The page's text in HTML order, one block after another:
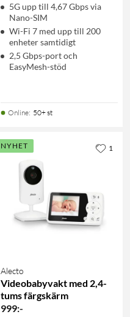
5G upp till 4,67 Gbps via
Nano-SIM
Wi-Fi 7 med upp till 200
enheter samtidigt
2,5 Gbps-port och
EasyMesh-stöd
Online: 50+ st
NYHET
Alecto
Videobabyvakt med 2,4-
tums färgskärm
999:-
1